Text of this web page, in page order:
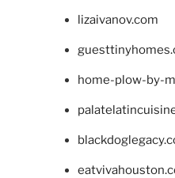
lizaivanov.com
home-plow-by-